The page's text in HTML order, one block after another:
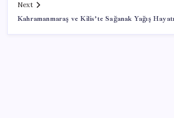
Next
Kahramanmaraş ve Kilis’te Sağanak Yağış